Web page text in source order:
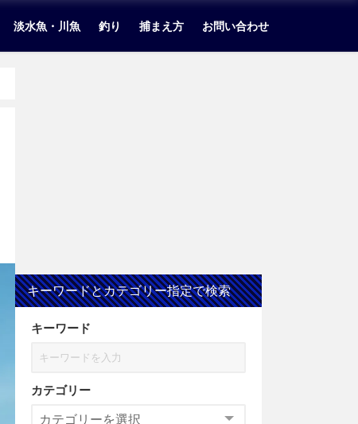
淡水魚・川魚 釣り 捕まえ方 お問い合わせ
キーワードとカテゴリー指定で検索
キーワード
カテゴリー